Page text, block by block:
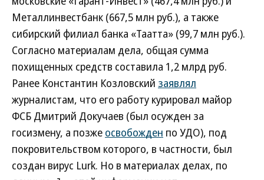
Металлинвестбанк (667,5 млн руб.), а также
сибирский филиал банка «Таатта» (99,7 млн руб.).
Согласно материалам дела, общая сумма
похищенных средств составила 1,2 млрд руб.
Ранее Константин Козловский заявлял
журналистам, что его работу курировал майор
ФСБ Дмитрий Докучаев (был осужден за
госизмену, а позже освобожден по УДО), под
покровительством которого, в частности, был
создан вирус Lurk. Но в материалах делах, по